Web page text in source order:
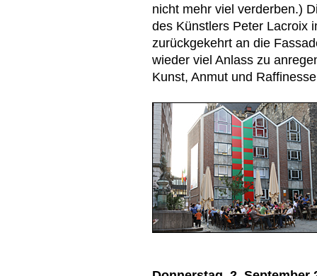
nicht mehr viel verderben.)
des Künstlers Peter Lacroix
zurückgekehrt an die
wieder viel Anlass zu
Kunst, Anmut und